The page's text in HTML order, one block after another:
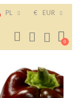
PL € EUR